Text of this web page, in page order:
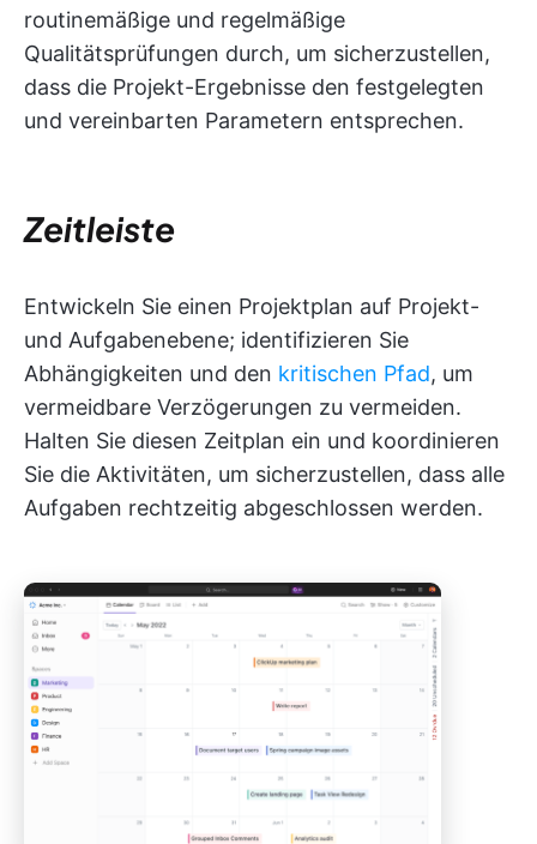
routinemäßige und regelmäßige
Qualitätsprüfungen durch, um sicherzustellen,
dass die Projekt-Ergebnisse den festgelegten
und vereinbarten Parametern entsprechen.
Zeitleiste
Entwickeln Sie einen Projektplan auf Projekt-
und Aufgabenebene; identifizieren Sie
Abhängigkeiten und den kritischen Pfad, um
vermeidbare Verzögerungen zu vermeiden.
Halten Sie diesen Zeitplan ein und koordinieren
Sie die Aktivitäten, um sicherzustellen, dass alle
Aufgaben rechtzeitig abgeschlossen werden.